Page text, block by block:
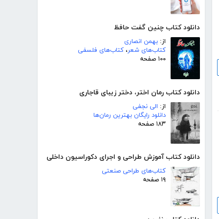
دانلود کتاب چنین گفت حافظ
از: بهمن انصاری
کتاب‌های شعر، کتاب‌های فلسفی
۱۰۰ صفحه
دانلود کتاب رمان اختر، دختر زیبای قاجاری
از: الی نجفی
دانلود رایگان بهترین رمان‌ها
۱۸۳ صفحه
دانلود کتاب آموزش طراحی و اجرای دکوراسیون داخلی
کتاب‌های طراحی صنعتی
۱۹ صفحه